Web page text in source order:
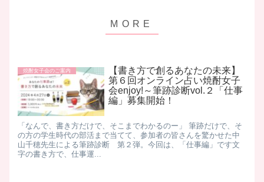
焼酎女子会のご案内
【書き方で創るあなたの未来】
第６回オンライン占い焼酎女子
会enjoy!～筆跡診断vol.２「仕事
編」募集開始！
「なんで、書き方だけで、そこまでわかるのー」 筆跡だけで、そ
の方の学生時代の部活まで当てて、参加者の皆さんを驚かせた中
山千穂先生による筆跡診断 第２弾。 ​ 今回は、「仕事編」です ​ 文
字の書き方で、仕事運...